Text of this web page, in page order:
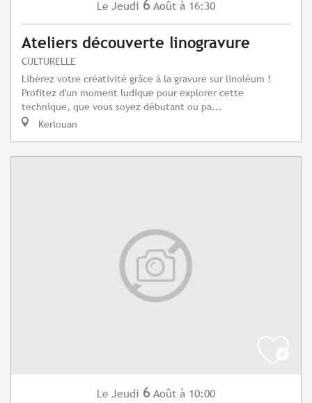
Le Jeudi 6 Août à 16:30
Ateliers découverte linogravure
CULTURELLE
Libérez votre créativité grâce à la gravure sur linoléum !
Profitez d'un moment ludique pour explorer cette
technique, que vous soyez débutant ou pa...
Kerlouan
Le Jeudi 6 Août à 10:00